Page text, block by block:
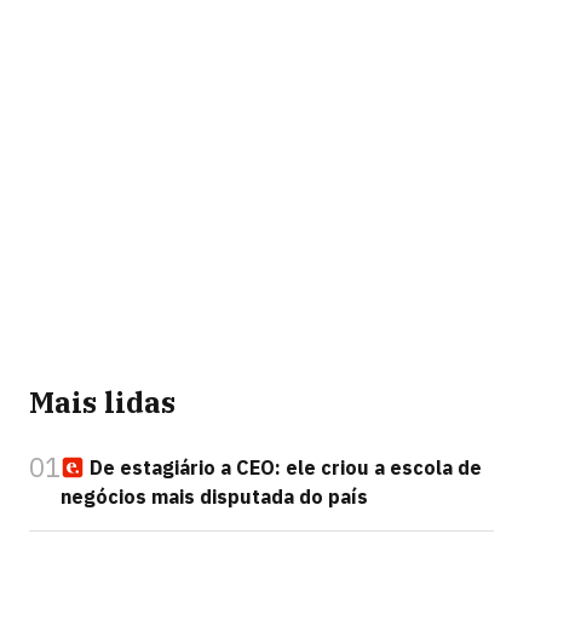
Mais lidas
01
De estagiário a CEO: ele criou a escola de
negócios mais disputada do país